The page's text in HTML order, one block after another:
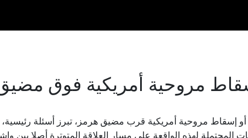
مروحية أمريكية فوق
إسقاط مروحية أمريكية قرب مضيق هرمز، تبرز أسئلة
المحتملة لهذه الواقعة على مسار العلاقة المتوترة أصلا بين